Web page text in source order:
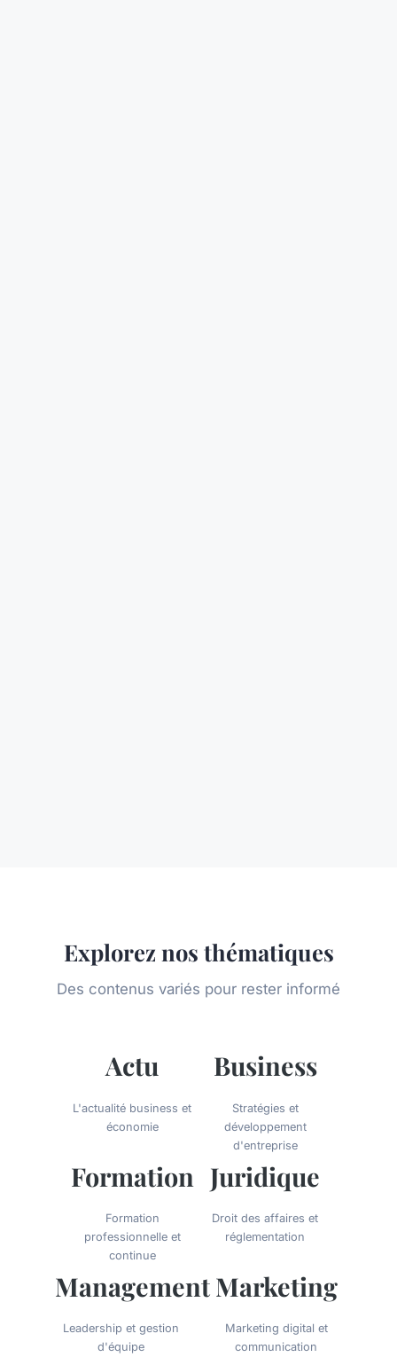
Explorez nos thématiques
Des contenus variés pour rester informé
Actu
L'actualité business et
économie
Business
Stratégies et
développement
d'entreprise
Formation
Formation
professionnelle et
continue
Juridique
Droit des affaires et
réglementation
Management
Leadership et gestion
d'équipe
Marketing
Marketing digital et
communication